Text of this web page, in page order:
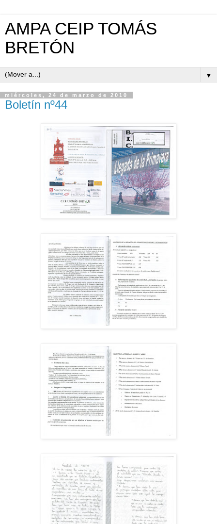
AMPA CEIP TOMÁS
BRETÓN
▼
miércoles, 24 de marzo de 2010
Boletín nº44